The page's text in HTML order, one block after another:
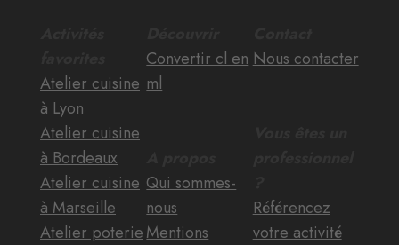
Atelier cuisine
à Lyon
Atelier cuisine
à Bordeaux
Atelier cuisine
à Marseille
Atelier poterie
Convertir cl en
ml
Qui sommes-
nous
Mentions
Nous contacter
Référencez
votre activité